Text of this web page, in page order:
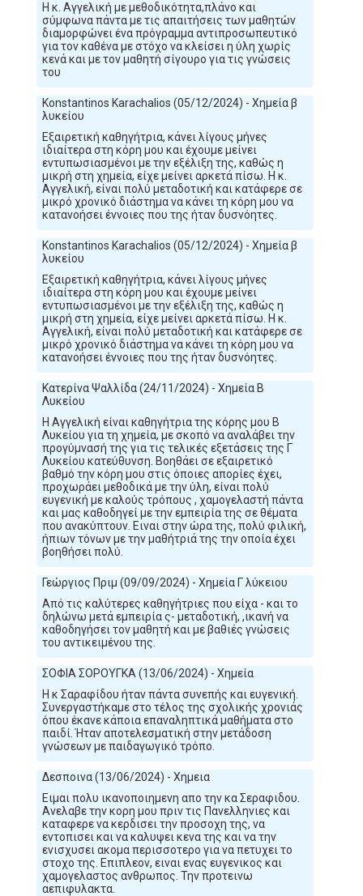
Η κ. Αγγελική με μεθοδικότητα,πλάνο και
σύμφωνα πάντα με τις απαιτήσεις των μαθητών
διαμορφώνει ένα πρόγραμμα αντιπροσωπευτικό
για τον καθένα με στόχο να κλείσει η ύλη χωρίς
κενά και με τον μαθητή σίγουρο για τις γνώσεις
του
Konstantinos Karachalios (05/12/2024) - Χημεία β
λυκείου
Εξαιρετική καθηγήτρια, κάνει λίγους μήνες
ιδιαίτερα στη κόρη μου και έχουμε μείνει
εντυπωσιασμένοι με την εξέλιξη της, καθώς η
μικρή στη χημεία, είχε μείνει αρκετά πίσω. Η κ.
Αγγελική, είναι πολύ μεταδοτική και κατάφερε σε
μικρό χρονικό διάστημα να κάνει τη κόρη μου να
κατανοήσει έννοιες που της ήταν δυσνόητες.
Konstantinos Karachalios (05/12/2024) - Χημεία β
λυκείου
Εξαιρετική καθηγήτρια, κάνει λίγους μήνες
ιδιαίτερα στη κόρη μου και έχουμε μείνει
εντυπωσιασμένοι με την εξέλιξη της, καθώς η
μικρή στη χημεία, είχε μείνει αρκετά πίσω. Η κ.
Αγγελική, είναι πολύ μεταδοτική και κατάφερε σε
μικρό χρονικό διάστημα να κάνει τη κόρη μου να
κατανοήσει έννοιες που της ήταν δυσνόητες.
Κατερίνα Ψαλλίδα (24/11/2024) - Χημεία Β
Λυκείου
Η Αγγελική είναι καθηγήτρια της κόρης μου Β
Λυκείου για τη χημεία, με σκοπό να αναλάβει την
προγύμνασή της για τις τελικές εξετάσεις της Γ
Λυκείου κατεύθυνση. Βοηθάει σε εξαιρετικό
βαθμό την κόρη μου στις όποιες απορίες έχει,
προχωράει μεθοδικά με την ύλη, είναι πολύ
ευγενική με καλούς τρόπους , χαμογελαστή πάντα
και μας καθοδηγεί με την εμπειρία της σε θέματα
που ανακύπτουν. Ειναι στην ώρα της, πολύ φιλική,
ήπιων τόνων με την μαθήτριά της την οποία έχει
βοηθήσει πολύ.
Γεώργιος Πριμ (09/09/2024) - Χημεία Γ λύκειου
Από τις καλύτερες καθηγήτριες που είχα - και το
δηλώνω μετά εμπειρία ς- μεταδοτική, ,ικανή να
καθοδηγήσει τον μαθητή και με βαθιές γνώσεις
του αντικειμένου της.
ΣΟΦΙΑ ΣΟΡΟΥΓΚΑ (13/06/2024) - Χημεία
Η κ Σαραφίδου ήταν πάντα συνεπής και ευγενική.
Συνεργαστήκαμε στο τέλος της σχολικής χρονιάς
όπου έκανε κάποια επαναληπτικά μαθήματα στο
παιδί. Ήταν αποτελεσματική στην μετάδοση
γνώσεων με παιδαγωγικό τρόπο.
Δεσποινα (13/06/2024) - Χημεια
Ειμαι πολυ ικανοποιημενη απο την κα Σεραφιδου.
Ανελαβε την κορη μου πριν τις Πανελληνιες και
καταφερε να κερδισει την προσοχη της, να
εντοπισει και να καλυψει κενα της και να την
ενισχυσει ακομα περισσοτερο για να πετυχει το
στοχο της. Επιπλεον, ειναι ενας ευγενικος και
χαμογελαστος ανθρωπος. Την προτεινω
αεπιφυλακτα.